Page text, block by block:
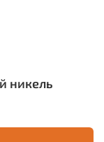
никель